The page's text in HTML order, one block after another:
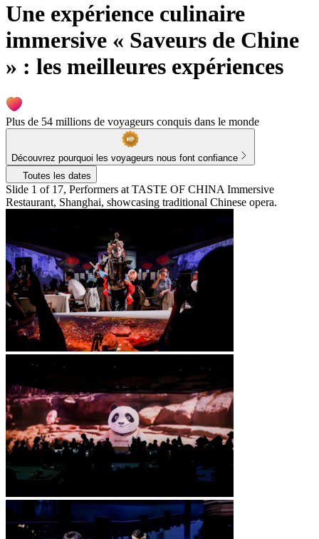
Une expérience culinaire
immersive « Saveurs de Chine
» : les meilleures expériences
Plus de 54 millions de voyageurs conquis dans le monde
Découvrez pourquoi les voyageurs nous font confiance
Toutes les dates
Slide 1 of 17, Performers at TASTE OF CHINA Immersive
Restaurant, Shanghai, showcasing traditional Chinese opera.